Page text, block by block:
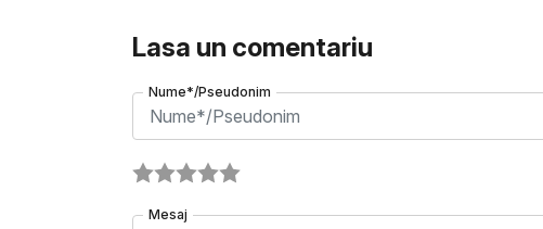
Lasa un comentariu
Nume*/Pseudonim
Mesaj